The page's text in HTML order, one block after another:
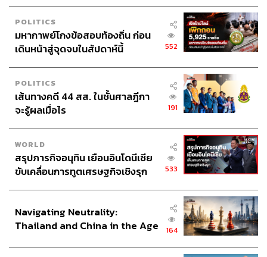
POLITICS
มหากาพย์โกงข้อสอบท้องถิ่น ก่อน
เดินหน้าสู่จุดจบในสัปดาห์นี้
552
POLITICS
เส้นทางคดี 44 สส. ในชั้นศาลฎีกา
จะรู้ผลเมื่อไร
191
WORLD
สรุปภารกิจอนุทิน เยือนอินโดนีเซีย
ขับเคลื่อนการทูตเศรษฐกิจเชิงรุก
533
Navigating Neutrality:
Thailand and China in the Age
164